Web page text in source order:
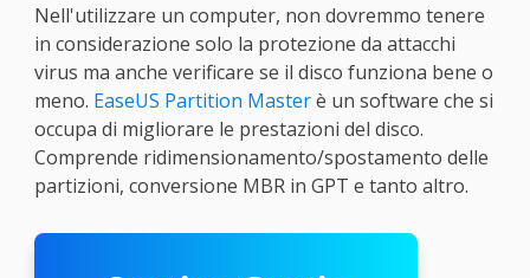
Nell'utilizzare un computer, non dovremmo tenere
in considerazione solo la protezione da attacchi
virus ma anche verificare se il disco funziona bene o
meno. EaseUS Partition Masterè un software che si
occupa di migliorare le prestazioni del disco.
Comprende ridimensionamento/spostamento delle
partizioni, conversione MBR in GPT e tanto altro.